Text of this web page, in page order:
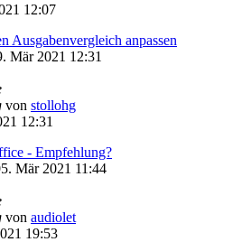
12:07
Ausgabenvergleich anpassen
Mär 2021 12:31
von stollohg
12:31
- Empfehlung?
Mär 2021 11:44
von audiolet
19:53